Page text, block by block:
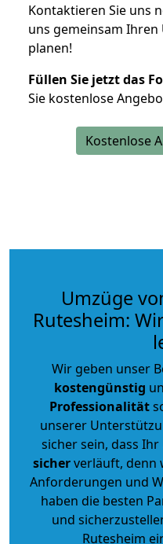
Kontaktieren Sie uns
uns gemeinsam Ihren
planen!
Füllen Sie jetzt das
Sie kostenlose
Kostenlose
Umzüge
Rutesheim:
Wir geben unser
kostengünstig
Professionalität
unserer
sicher sein, dass Ihr
sicherverläuft, denn
Anforderungen und
haben die besten
und
Rutesheim